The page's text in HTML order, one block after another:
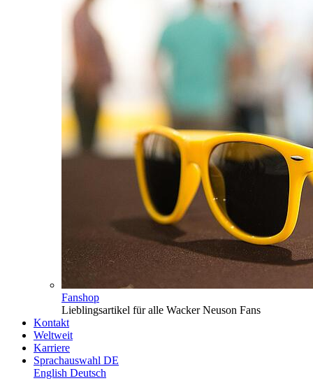
Fanshop
Lieblingsartikel für alle Wacker Neuson Fans
Kontakt
Weltweit
Karriere
Sprachauswahl DE
English Deutsch